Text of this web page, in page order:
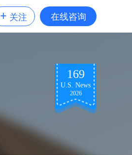
+ 关注 在线咨询
169
U.S. News
2026